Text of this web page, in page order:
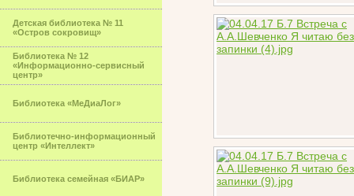
Детская библиотека № 11
«Остров сокровищ»
Библиотека № 12
«Информационно-сервисный
центр»
Библиотека «МеДиаЛог»
Библиотечно-информационный
центр «Интеллект»
Библиотека семейная «БИАР»